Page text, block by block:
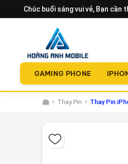
Chúc buổi sáng vui vẻ, Bạn cần
GAMING PHONE
Thay Pin Thay Pin